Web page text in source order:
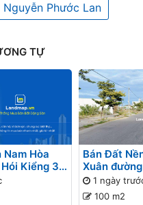
Phước Lan
TỰ
Hòa
Kiểng 31
Sông
Bán Đất
Xuân
lô 4x - Gần
1 ngày
100 m2